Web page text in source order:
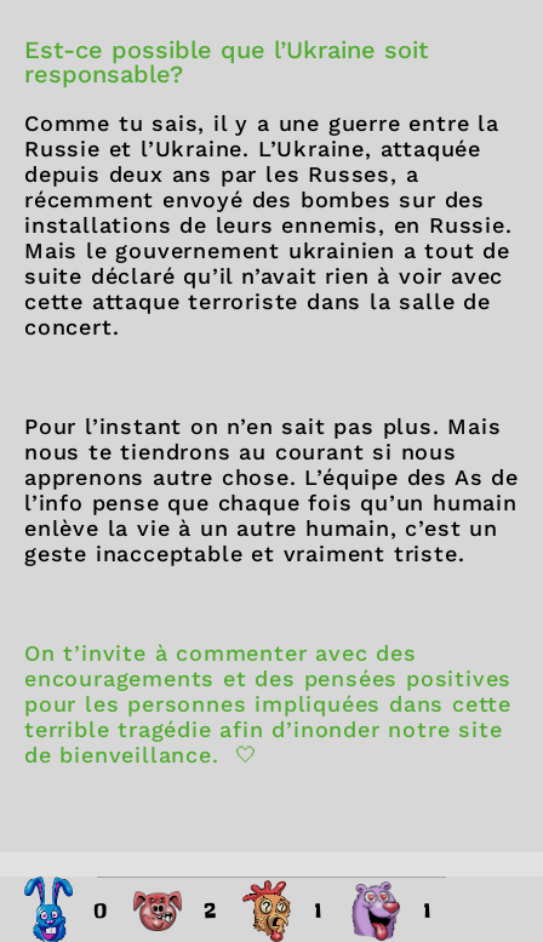
Est-ce possible que l’Ukraine soit
responsable?
Comme tu sais, il y a une guerre entre la
Russie et l’Ukraine. L’Ukraine, attaquée
depuis deux ans par les Russes, a
récemment envoyé des bombes sur des
installations de leurs ennemis, en Russie.
Mais le gouvernement ukrainien a tout de
suite déclaré qu’il n’avait rien à voir avec
cette attaque terroriste dans la salle de
concert.
Pour l’instant on n’en sait pas plus. Mais
nous te tiendrons au courant si nous
apprenons autre chose. L’équipe des As de
l’info pense que chaque fois qu’un humain
enlève la vie à un autre humain, c’est un
geste inacceptable et vraiment triste.
On t’invite à commenter avec des
encouragements et des pensées positives
pour les personnes impliquées dans cette
terrible tragédie afin d’inonder notre site
de bienveillance. 🤍
0 2 1 1